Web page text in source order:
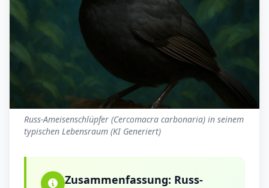
Russ-Ameisenschlüpfer (Cercomacra carbonaria) in seinem
typischen Lebensraum (KI Generiert)
Zusammenfassung: Russ-